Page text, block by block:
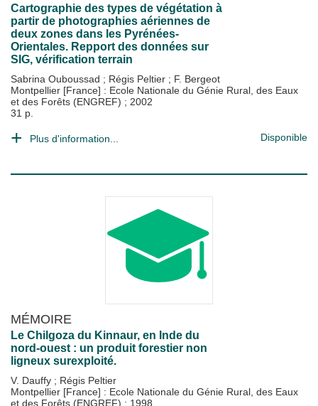
Cartographie des types de végétation à
partir de photographies aériennes de
deux zones dans les Pyrénées-
Orientales. Repport des données sur
SIG, vérification terrain
Sabrina Ouboussad ; Régis Peltier ; F. Bergeot
Montpellier [France] : Ecole Nationale du Génie Rural, des Eaux
et des Forêts (ENGREF) ; 2002
31 p.
Plus d'information... Disponible
MÉMOIRE
Le Chilgoza du Kinnaur, en Inde du
nord-ouest : un produit forestier non
ligneux surexploité.
V. Dauffy ; Régis Peltier
Montpellier [France] : Ecole Nationale du Génie Rural, des Eaux
et des Forêts (ENGREF) ; 1998